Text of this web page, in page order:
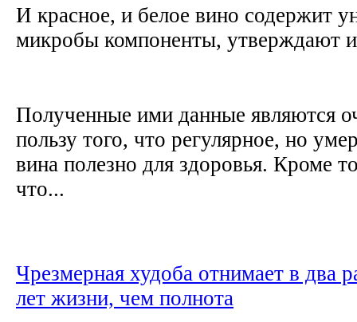
И красное, и белое вино содержит
микробы компоненты, утверждают
Полученные ими данные являются
пользу того, что регулярное, но
вина полезно для здоровья. Кроме
что...
Чрезмерная худоба отнимает в два
лет жизни, чем полнота